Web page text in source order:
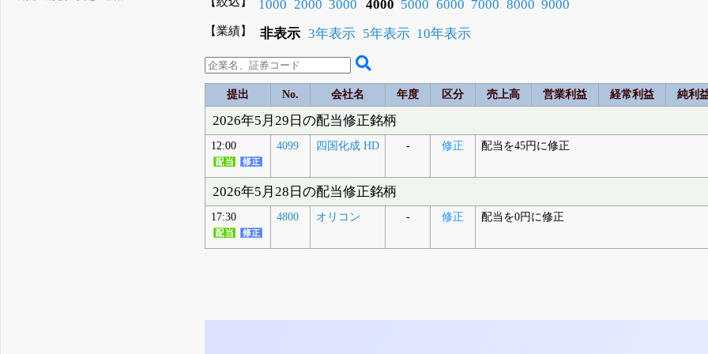
1000 2000 3000 4000 5000 6000 7000 8000 9000
【業績】 非表示 3年表示 5年表示 10年表示
提出 No. 会社名 年度 区分 売上高 営業利益 経常利益 純利
2026年5月29日の配当修正銘柄
12:00 4099 四国化成 HD - 修正 配当を45円に修正
2026年5月28日の配当修正銘柄
17:30 4800 オリコン - 修正 配当を0円に修正